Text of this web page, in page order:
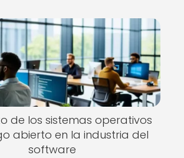
de los sistemas operativos
abierto en la industria del
software